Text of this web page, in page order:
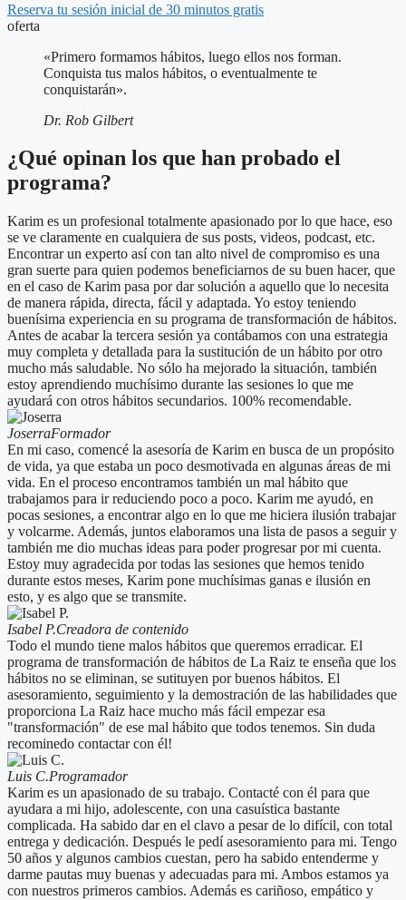
Reserva tu sesión inicial de 30 minutos gratis
oferta
«Primero formamos hábitos, luego ellos nos forman.
Conquista tus malos hábitos, o eventualmente te
conquistarán».
Dr. Rob Gilbert
¿Qué opinan los que han probado el
programa?
Karim es un profesional totalmente apasionado por lo que hace, eso
se ve claramente en cualquiera de sus posts, videos, podcast, etc.
Encontrar un experto así con tan alto nivel de compromiso es una
gran suerte para quien podemos beneficiarnos de su buen hacer, que
en el caso de Karim pasa por dar solución a aquello que lo necesita
de manera rápida, directa, fácil y adaptada. Yo estoy teniendo
buenísima experiencia en su programa de transformación de hábitos.
Antes de acabar la tercera sesión ya contábamos con una estrategia
muy completa y detallada para la sustitución de un hábito por otro
mucho más saludable. No sólo ha mejorado la situación, también
estoy aprendiendo muchísimo durante las sesiones lo que me
ayudará con otros hábitos secundarios. 100% recomendable.
JoserraFormador
En mi caso, comencé la asesoría de Karim en busca de un propósito
de vida, ya que estaba un poco desmotivada en algunas áreas de mi
vida. En el proceso encontramos también un mal hábito que
trabajamos para ir reduciendo poco a poco. Karim me ayudó, en
pocas sesiones, a encontrar algo en lo que me hiciera ilusión trabajar
y volcarme. Además, juntos elaboramos una lista de pasos a seguir y
también me dio muchas ideas para poder progresar por mi cuenta.
Estoy muy agradecida por todas las sesiones que hemos tenido
durante estos meses, Karim pone muchísimas ganas e ilusión en
esto, y es algo que se transmite.
Isabel P.Creadora de contenido
Todo el mundo tiene malos hábitos que queremos erradicar. El
programa de transformación de hábitos de La Raiz te enseña que los
hábitos no se eliminan, se sutituyen por buenos hábitos. El
asesoramiento, seguimiento y la demostración de las habilidades que
proporciona La Raiz hace mucho más fácil empezar esa
"transformación" de ese mal hábito que todos tenemos. Sin duda
recominedo contactar con él!
Luis C.Programador
Karim es un apasionado de su trabajo. Contacté con él para que
ayudara a mi hijo, adolescente, con una casuística bastante
complicada. Ha sabido dar en el clavo a pesar de lo difícil, con total
entrega y dedicación. Después le pedí asesoramiento para mi. Tengo
50 años y algunos cambios cuestan, pero ha sabido entenderme y
darme pautas muy buenas y adecuadas para mi. Ambos estamos ya
con nuestros primeros cambios. Además es cariñoso, empático y